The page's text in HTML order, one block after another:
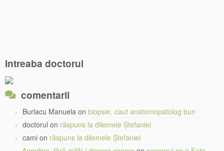
Intreaba doctorul
comentarii
Burlacu Manuela on biopsie, caut anatomopatolog bun
doctorul on răspuns la dilemele Ștefaniei
cami on răspuns la dilemele Ștefaniei